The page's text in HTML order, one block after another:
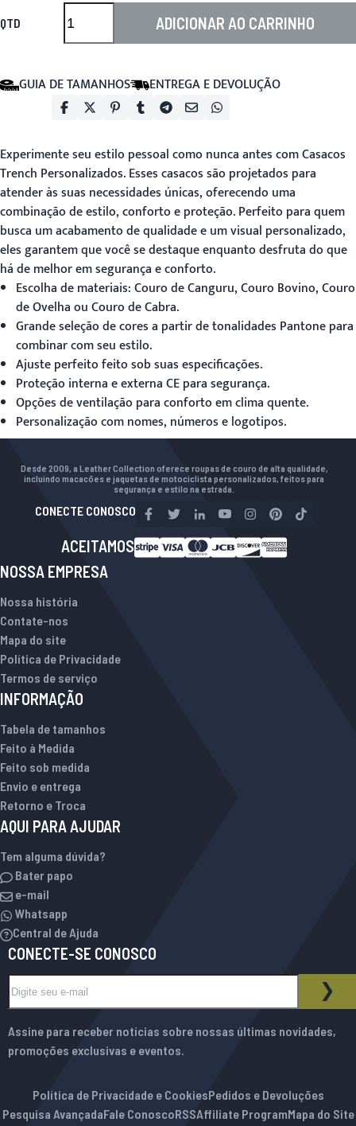
QTD ADICIONAR AO CARRINHO
GUIA DE TAMANHOS ENTREGA E DEVOLUÇÃO
Experimente seu estilo pessoal como nunca antes comCasacos
Trench Personalizados. Esses casacos são projetados para
atender às suas necessidades únicas, oferecendo uma
combinação de estilo, conforto e proteção. Perfeito para quem
busca um acabamento de qualidade e um visual personalizado,
eles garantem que você se destaque enquanto desfruta do que
há de melhor em segurança e conforto.
Escolha de materiais: Couro de Canguru, Couro Bovino, Couro
de Ovelha ou Couro de Cabra.
Grande seleção de cores a partir de tonalidades Pantone para
combinar com seu estilo.
Ajuste perfeito feito sob suas especificações.
Proteção interna e externa CE para segurança.
Opções de ventilação para conforto em clima quente.
Personalização com nomes, números e logotipos.
Desde 2009, a Leather Collection oferece roupas de couro de alta qualidade,
incluindo macacões e jaquetas de motociclista personalizados, feitos para
segurança e estilo na estrada.
CONECTE CONOSCO
ACEITAMOS
NOSSA EMPRESA
Nossa história
Contate-nos
Mapa do site
Política de Privacidade
Termos de serviço
INFORMAÇÃO
Tabela de tamanhos
Feito à Medida
Feito sob medida
Envio e entrega
Retorno e Troca
AQUI PARA AJUDAR
Tem alguma dúvida?
Bater papo
e-mail
Whatsapp
Central de Ajuda
CONECTE-SE CONOSCO
BOLETIM INFORMATIVO
Assine para receber notícias sobre nossas últimas novidades,
promoções exclusivas e eventos.
Política de Privacidade e CookiesPedidos e Devoluções
Pesquisa AvançadaFale ConoscoRSSAffiliate ProgramMapa do Site